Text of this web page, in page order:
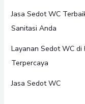
Jasa Sedot WC
Sanitasi Anda
Layanan Sedot WC di
Terpercaya
Jasa Sedot WC